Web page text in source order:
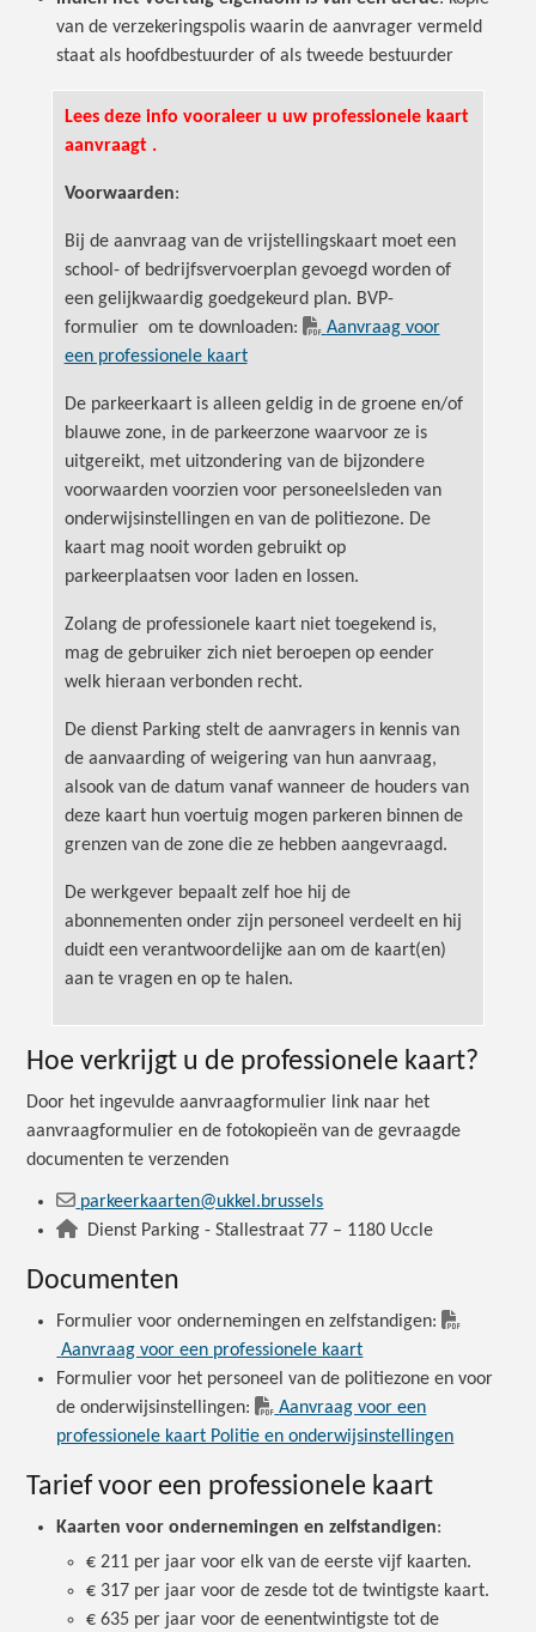
van de verzekeringspolis waarin de aanvrager vermeld
staat als hoofdbestuurder of als tweede bestuurder
Lees deze info vooraleer u uw professionele kaart
aanvraagt .
Voorwaarden:
Bij de aanvraag van de vrijstellingskaart moet een
school- of bedrijfsvervoerplan gevoegd worden of
een gelijkwaardig goedgekeurd plan. BVP-
formulier om te downloaden:
Aanvraag voor
een professionele kaart
De parkeerkaart is alleen geldig in de groene en/of
blauwe zone, in de parkeerzone waarvoor ze is
uitgereikt, met uitzondering van de bijzondere
voorwaarden voorzien voor personeelsleden van
onderwijsinstellingen en van de politiezone. De
kaart mag nooit worden gebruikt op
parkeerplaatsen voor laden en lossen.
Zolang de professionele kaart niet toegekend is,
mag de gebruiker zich niet beroepen op eender
welk hieraan verbonden recht.
De dienst Parking stelt de aanvragers in kennis van
de aanvaarding of weigering van hun aanvraag,
alsook van de datum vanaf wanneer de houders van
deze kaart hun voertuig mogen parkeren binnen de
grenzen van de zone die ze hebben aangevraagd.
De werkgever bepaalt zelf hoe hij de
abonnementen onder zijn personeel verdeelt en hij
duidt een verantwoordelijke aan om de kaart(en)
aan te vragen en op te halen.
Hoe verkrijgt u de professionele kaart?
Door het ingevulde aanvraagformulier link naar het
aanvraagformulier en de fotokopieën van de gevraagde
documenten te verzenden
parkeerkaarten@ukkel.brussels
Dienst Parking - Stallestraat 77 – 1180 Uccle
Documenten
Formulier voor ondernemingen en zelfstandigen:
Aanvraag voor een professionele kaart
Formulier voor het personeel van de politiezone en voor
de onderwijsinstellingen:
Aanvraag voor een
professionele kaart Politie en onderwijsinstellingen
Tarief voor een professionele kaart
Kaarten voor ondernemingen en zelfstandigen:
€ 211 per jaar voor elk van de eerste vijf kaarten.
€ 317 per jaar voor de zesde tot de twintigste kaart.
€ 635 per jaar voor de eenentwintigste tot de